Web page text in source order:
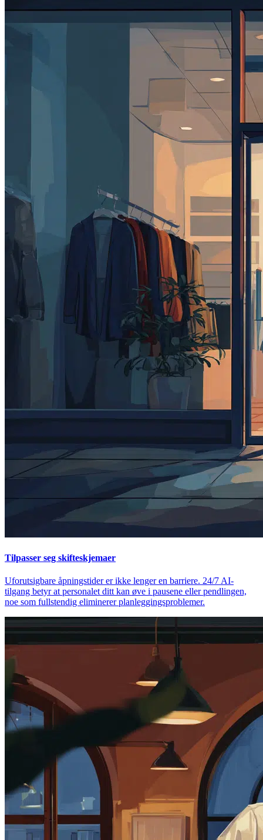
Tilpasser seg skifteskjemaer
Uforutsigbare åpningstider er ikke lenger en barriere. 24/7 AI-
tilgang betyr at personalet ditt kan øve i pausene eller pendlingen,
noe som fullstendig eliminerer planleggingsproblemer.